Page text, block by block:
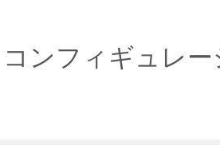
ンフィギュレ